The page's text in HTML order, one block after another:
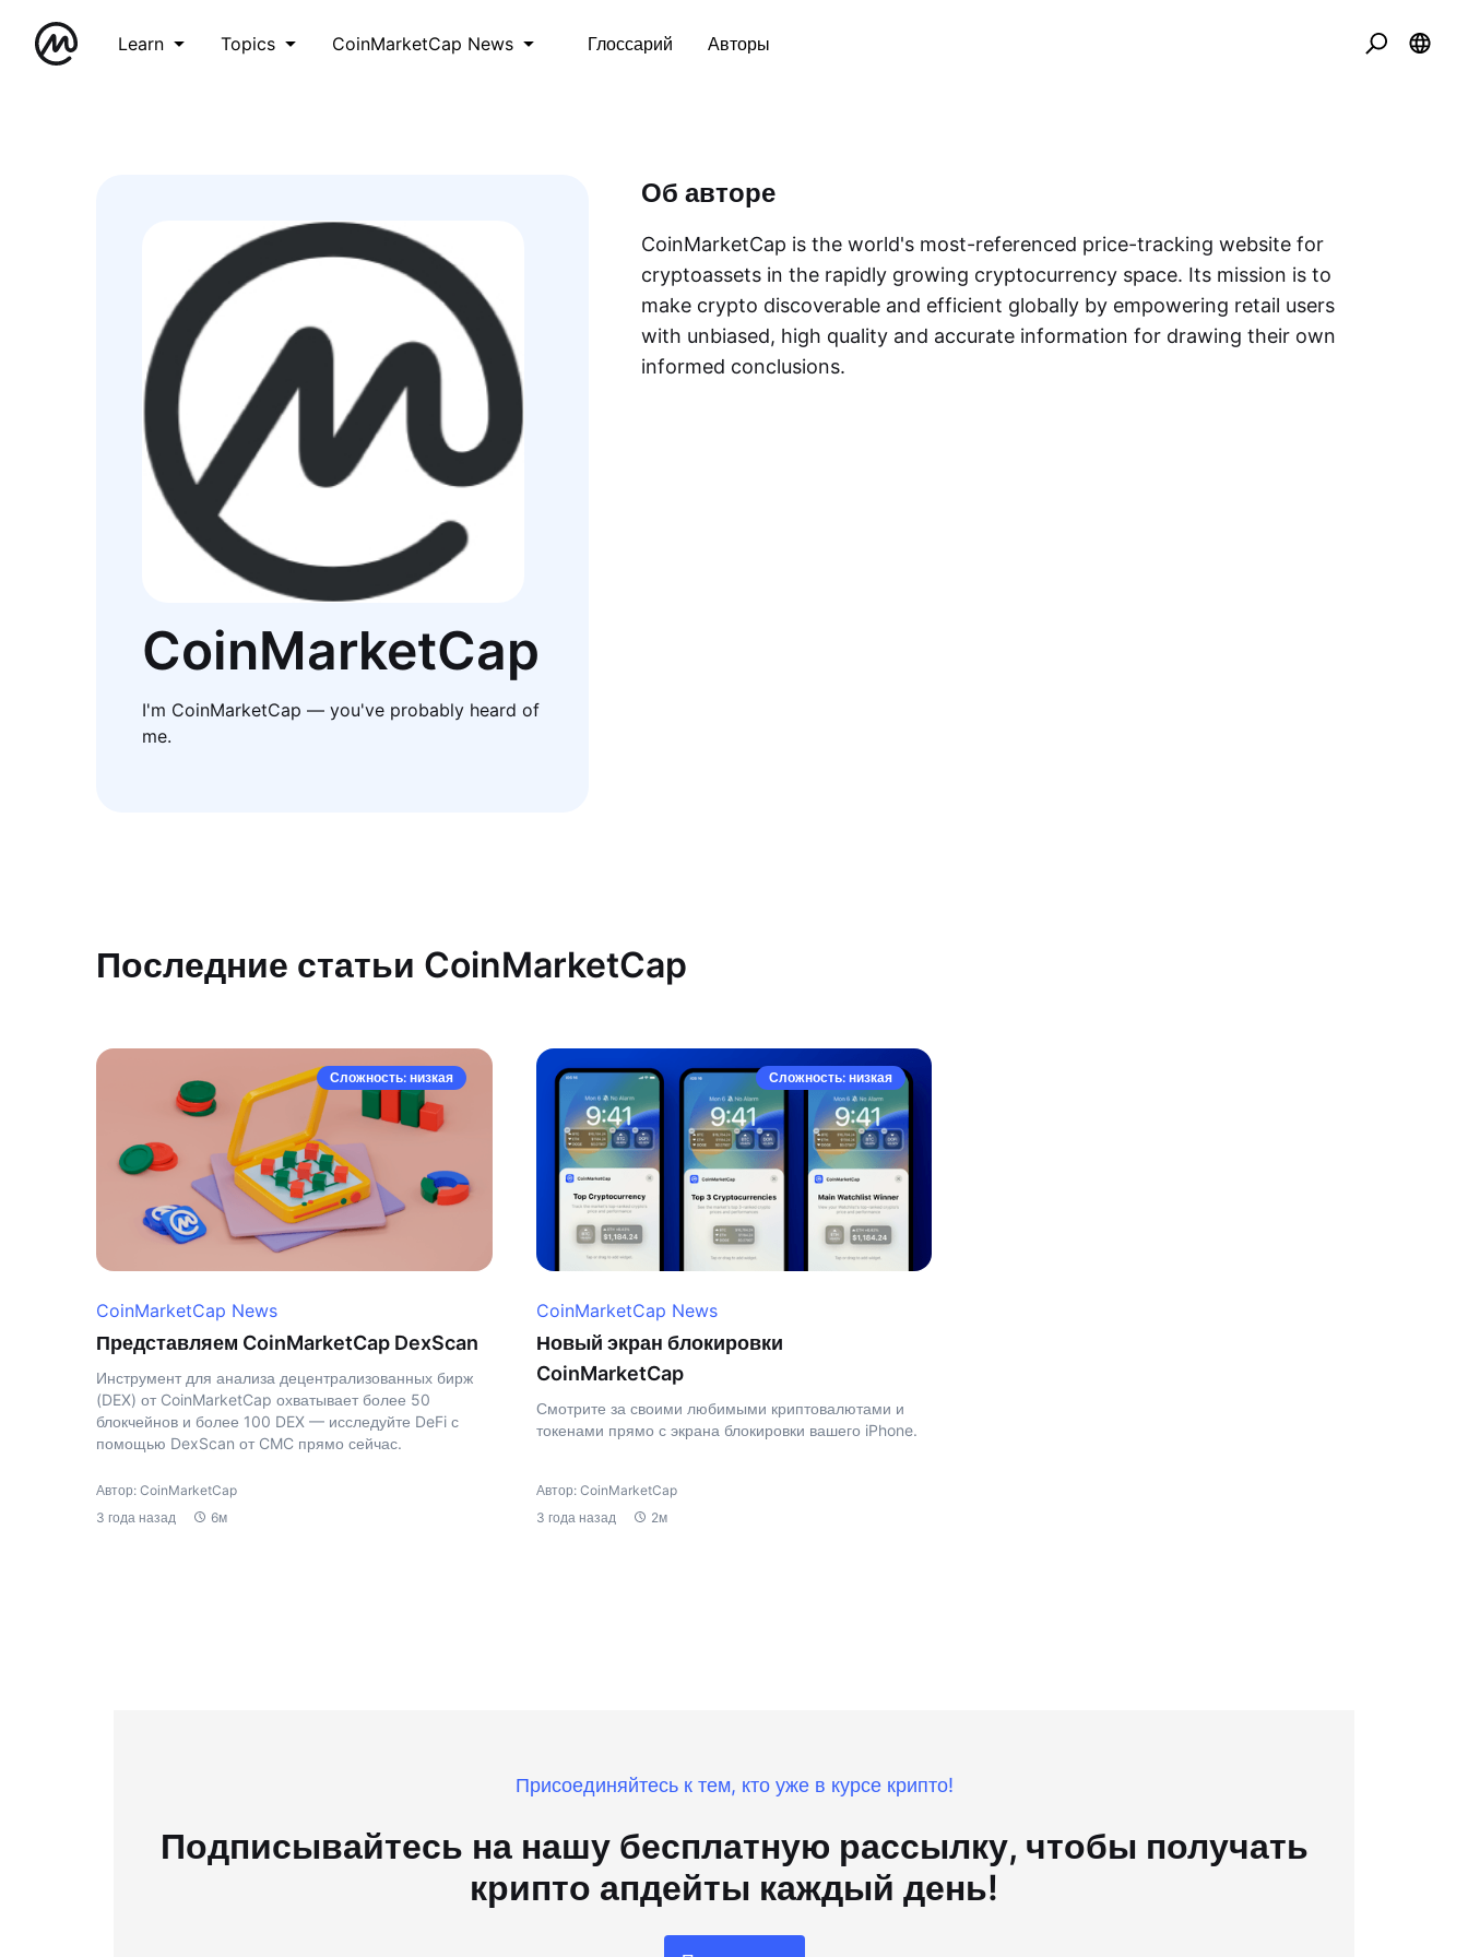
Learn Topics CoinMarketCap News Глоссарий Авторы
CoinMarketCap
I'm CoinMarketCap — you've probably heard of
me.
Об авторе
CoinMarketCap is the world's most-referenced price-tracking website for
cryptoassets in the rapidly growing cryptocurrency space. Its mission is to
make crypto discoverable and efficient globally by empowering retail users
with unbiased, high quality and accurate information for drawing their own
informed conclusions.
Последние статьи CoinMarketCap
Сложность: низкая
CoinMarketCap News
Представляем CoinMarketCap DexScan
Инструмент для анализа децентрализованных бирж
(DEX) от CoinMarketCap охватывает более 50
блокчейнов и более 100 DEX — исследуйте DeFi с
помощью DexScan от CMC прямо сейчас.
Автор: CoinMarketCap
3 года назад
6м
Сложность: низкая
CoinMarketCap News
Новый экран блокировки
CoinMarketCap
Смотрите за своими любимыми криптовалютами и
токенами прямо с экрана блокировки вашего iPhone.
Автор: CoinMarketCap
3 года назад
2м
Присоединяйтесь к тем, кто уже в курсе крипто!
Подписывайтесь на нашу бесплатную рассылку, чтобы получать
крипто апдейты каждый день!